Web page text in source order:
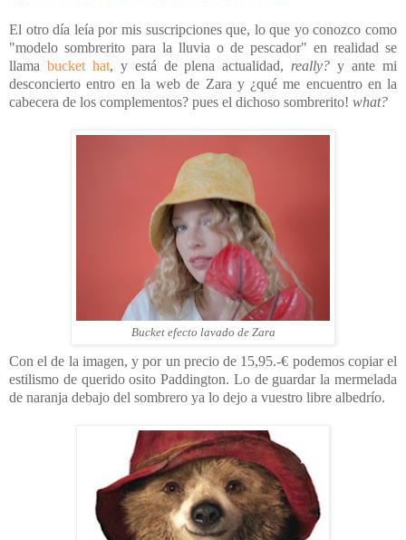
El otro día leía por mis suscripciones que, lo que yo conozco como
"modelo sombrerito para la lluvia o de pescador" en realidad se
llama bucket hat, y está de plena actualidad, really?y ante mi
desconcierto entro en la web de Zara y ¿qué me encuentro en la
cabecera de los complementos? pues el dichoso sombrerito! what?
Bucket efecto lavado de Zara
Con el de la imagen, y por un precio de 15,95.-€ podemos copiar el
estilismo de querido osito Paddington. Lo de guardar la mermelada
de naranja debajo del sombrero ya lo dejo a vuestro libre albedrío.